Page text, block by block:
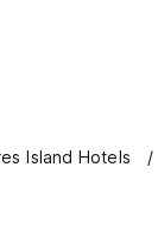
Island Hotels